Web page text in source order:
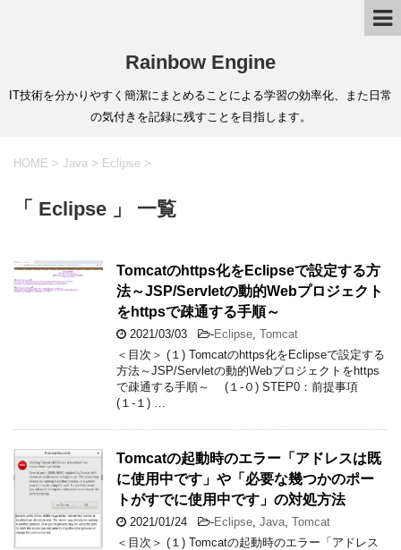
Rainbow Engine
IT技術を分かりやすく簡潔にまとめることによる学習の効率化、また日常
の気付きを記録に残すことを目指します。
HOME > Java > Eclipse >
「 Eclipse 」 一覧
Tomcatのhttps化をEclipseで設定する方
法～JSP/Servletの動的Webプロジェクト
をhttpsで疎通する手順～
2021/03/03 -Eclipse Tomcat
＜目次＞ (１) Tomcatのhttps化をEclipseで設定する
方法～JSP/Servletの動的Webプロジェクトをhttps
で疎通する手順～ (１-０) STEP0：前提事項
(１-１) …
Tomcatの起動時のエラー「アドレスは既
に使用中です」や「必要な幾つかのポー
トがすでに使用中です」の対処方法
2021/01/24 -Eclipse Java Tomcat
＜目次＞ (１) Tomcatの起動時のエラー「アドレス